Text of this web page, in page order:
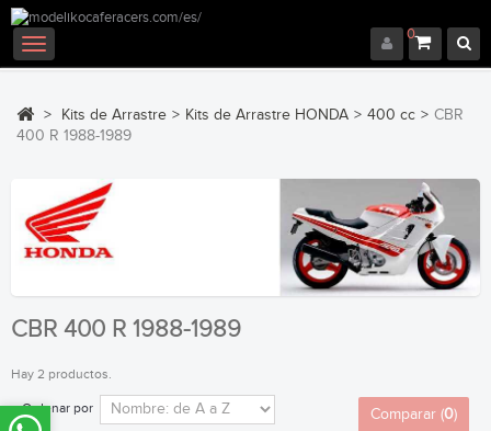
0
Navegación
Toggle
> Kits de Arrastre > Kits de Arrastre HONDA > 400 cc > CBR
400 R 1988-1989
CBR 400 R 1988-1989
Hay 2 productos.
Ordenar por Comparar (0)